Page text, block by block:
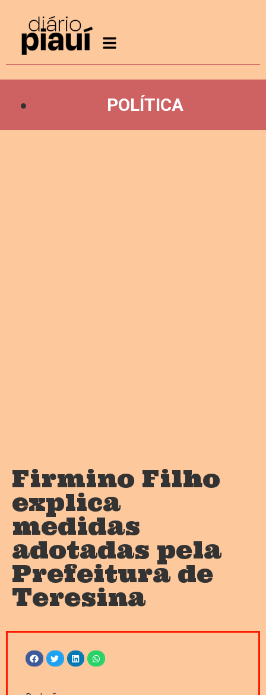
POLÍTICA
Firmino Filho
explica
medidas
adotadas pela
Prefeitura de
Teresina